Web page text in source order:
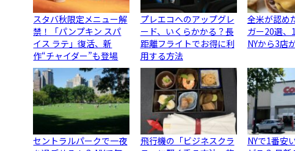
スタバ秋限定メニュー解
禁！「パンプキン スパ
イス ラテ」復活、新
作“チャイダー”も登場
プレエコへのアップグレ
ード、いくらかかる？長
距離フライトでお得に利
用する方法
全米が認め
ガー20選、
NYから3店
セントラルパークで一夜
飛行機の「ビジネスクラ
NYで1番安